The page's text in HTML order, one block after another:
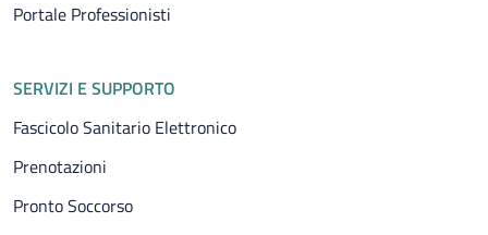
Portale Professionisti
SERVIZI E SUPPORTO
Fascicolo Sanitario Elettronico
Prenotazioni
Pronto Soccorso